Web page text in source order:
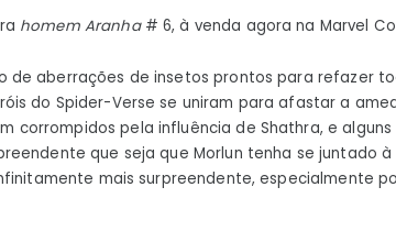
homem Aranha # 6, à venda agora na Marvel
de aberrações de insetos prontos para refazer
do Spider-Verse se uniram para afastar a
corrompidos pela influência de Shathra, e
que seja que Morlun tenha se juntado
mais surpreendente, especialmente